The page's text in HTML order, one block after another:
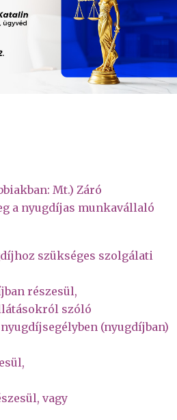
Mt.) Záró
a nyugdíjas munkavállaló
szükséges szolgálati
részesül,
szóló
(nyugdíjban)
vagy